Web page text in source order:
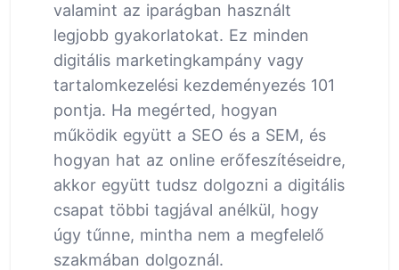
valamint az iparágban használt
legjobb gyakorlatokat. Ez minden
digitális marketingkampány vagy
tartalomkezelési kezdeményezés 101
pontja. Ha megérted, hogyan
működik együtt a SEO és a SEM, és
hogyan hat az online erőfeszítéseidre,
akkor együtt tudsz dolgozni a digitális
csapat többi tagjával anélkül, hogy
úgy tűnne, mintha nem a megfelelő
szakmában dolgoznál.